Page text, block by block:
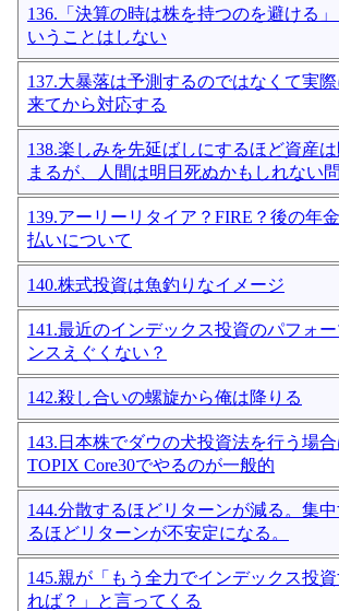
136.「決算の時は株を持つのを避ける」
いうことはしない
137.大暴落は予測するのではなくて実際
来てから対応する
138.楽しみを先延ばしにするほど資産
まるが、人間は明日死ぬかもしれない
139.アーリーリタイア？FIRE？後の年
払いについて
140.株式投資は魚釣りなイメージ
141.最近のインデックス投資のパフォ
ンスえぐくない？
142.殺し合いの螺旋から俺は降りる
143.日本株でダウの犬投資法を行う場
TOPIX Core30でやるのが一般的
144.分散するほどリターンが減る。集
るほどリターンが不安定になる。
145.親が「もう全力でインデックス投
れば？」と言ってくる